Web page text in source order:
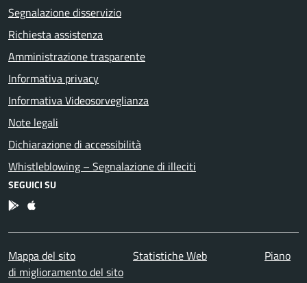
Segnalazione disservizio
Richiesta assistenza
Amministrazione trasparente
Informativa privacy
Informativa Videosorveglianza
Note legali
Dichiarazione di accessibilità
Whistleblowing – Segnalazione di illeciti
SEGUICI SU
App Android
App IOS
Mappa del sito Statistiche Web
Piano
di miglioramento del sito